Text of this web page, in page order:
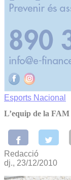
Esports Nacional
L’equip de la
Redacció
dj., 23/12/2010